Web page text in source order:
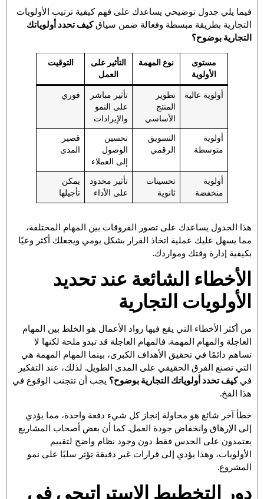
فيما يلي جدول توضيحي يساعدك على فهم كيفية ترتيب الأولويات
التجارية بطريقة مبسطة وفعالة ضمن سياقكيف تحدد أولوياتك
التجارية بوضوح؟
مستوى
الأولوية
نوع المهمة
التأثير على
العمل
التوقيت
أولوية عالية
تطوير
المنتج
الأساسي
تأثير مباشر
على النمو
والإيرادات
فوري
أولوية
متوسطة
التسويق
الرقمي
تحسين
الوصول
إلى العملاء
قصير
المدى
أولوية
منخفضة
تحسينات
ثانوية
تأثير محدود
على الأداء
يمكن
تأجيلها
هذا الجدول يساعدك على تصور الفروقات بين المهام المختلفة،
مما يسهل عليك عملية اتخاذ القرار بشكل يومي ويجعلك أكثر وعيًا
بكيفية إدارة وقتك ومواردك.
الأخطاء الشائعة عند تحديد
الأولويات التجارية
من أكثر الأخطاء التي يقع فيها رواد الأعمال هو الخلط بين المهام
العاجلة والمهام المهمة. فالمهام العاجلة قد تبدو ملحة لكنها لا
تساهم دائمًا في تحقيق الأهداف الكبرى، بينما المهام المهمة هي
التي تصنع الفرق الحقيقي على المدى الطويل. لذلك، عند التفكير
فيكيف تحدد أولوياتك التجارية بوضوح؟ يجب أن تتجنب الوقوع في
هذا الفخ.
خطأ آخر شائع هو محاولة إنجاز كل شيء دفعة واحدة، مما يؤدي
إلى الإرهاق وانخفاض جودة العمل. كما أن بعض أصحاب المشاريع
يعتمدون على الحدس فقط دون وجود نظام واضح لتقييم
الأولويات، وهذا يؤدي إلى قرارات غير دقيقة تؤثر سلبًا على نمو
المشروع.
دور التخطيط الاستراتيجي في